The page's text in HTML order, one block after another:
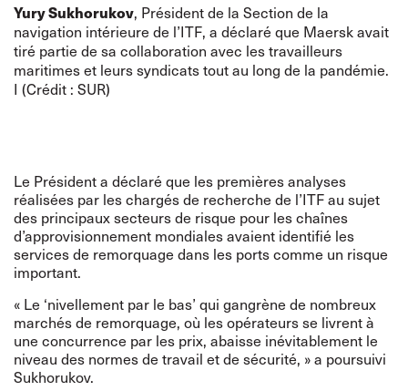
Yury Sukhorukov, Président de la Section de la
navigation intérieure de l’ITF, a déclaré que Maersk avait
tiré partie de sa collaboration avec les travailleurs
maritimes et leurs syndicats tout au long de la pandémie.
I (Crédit : SUR)
Le Président a déclaré que les premières analyses
réalisées par les chargés de recherche de l’ITF au sujet
des principaux secteurs de risque pour les chaînes
d’approvisionnement mondiales avaient identifié les
services de remorquage dans les ports comme un risque
important.
« Le ‘nivellement par le bas’ qui gangrène de nombreux
marchés de remorquage, où les opérateurs se livrent à
une concurrence par les prix, abaisse inévitablement le
niveau des normes de travail et de sécurité, » a poursuivi
Sukhorukov.